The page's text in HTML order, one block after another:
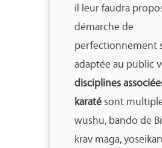
il leur faudra
démarche de
perfectionnement
adaptée au public
disciplines
karatésont
wushu, bando de
krav maga, yoseikan